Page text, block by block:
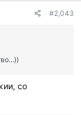
#2,043
со